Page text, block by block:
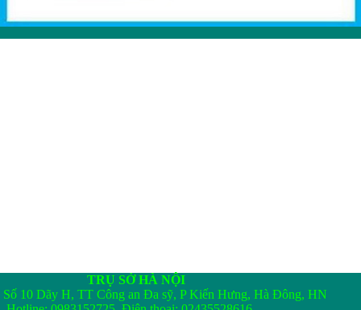
TRỤ SỞ HÀ NỘI
Số 10 Dãy H, TT Công an Đa sỹ, P Kiến Hưng, Hà Đông, HN